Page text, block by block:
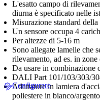
L'esatto campo di
diurna è specificato nelle
Misurazione standard
Un sensore occupa 4
Per altezze di 5-16 m
Sono allegate lamelle che
rilevamento, ad es. in
Da usare in
DALI Part 101/103/303/
Adattatore in lamiera
poliestere in bianco/argento
Configurare